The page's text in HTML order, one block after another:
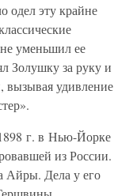
одел эту крайне
уменьшил ее
Золушку за руку и
вызывая удивление
г. в Нью-Йорке
из России.
Айры. Дела у его